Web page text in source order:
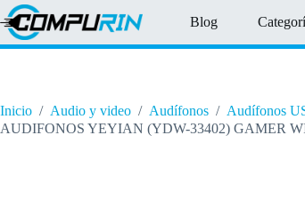
Saltar
al
contenido
Blog
Inicio / Audio y video / Audífonos / Audífonos
AUDIFONOS YEYIAN (YDW-33402) GAMER